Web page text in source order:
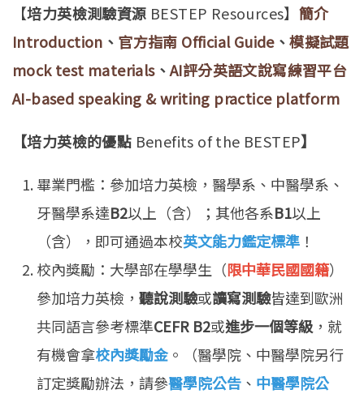
【培力英檢測驗資源 BESTEP Resources】 簡介
Introduction 、 官方指南 Official Guide、模擬試題
mock test materials、AI評分英語文說寫練習平台
AI-based speaking & writing practice platform
【培力英檢的優點 Benefits of the BESTEP】
畢業門檻：參加培力英檢，醫學系、中醫學系、
牙醫學系達B2以上（含）；其他各系B1以上
（含），即可通過本校英文能力鑑定標準 ！
校內獎勵：大學部在學學生（限中華民國國籍）
參加培力英檢， 聽說測驗或讀寫測驗皆達到歐洲
共同語言參考標準CEFR B2或進步一個等級 ，就
有機會拿校內獎勵金 。（醫學院、中醫學院另行
訂定獎勵辦法，請參醫學院公告 、 中醫學院公